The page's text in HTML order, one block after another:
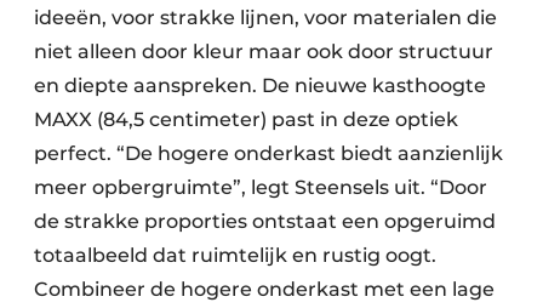
ideeën, voor strakke lijnen, voor materialen die
niet alleen door kleur maar ook door structuur
en diepte aanspreken. De nieuwe kasthoogte
MAXX (84,5 centimeter) past in deze optiek
perfect. “De hogere onderkast biedt aanzienlijk
meer opbergruimte”, legt Steensels uit. “Door
de strakke proporties ontstaat een opgeruimd
totaalbeeld dat ruimtelijk en rustig oogt.
Combineer de hogere onderkast met een lage